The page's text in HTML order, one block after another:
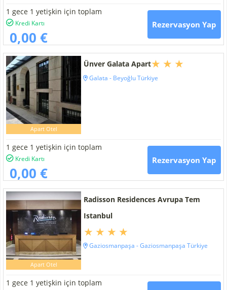
1 gece 1 yetişkin için toplam
Kredi Kartı
0,00 €
Rezervasyon Yap
Apart Otel
Ünver Galata Apart
Galata - Beyoğlu Türkiye
1 gece 1 yetişkin için toplam
Kredi Kartı
0,00 €
Rezervasyon Yap
Apart Otel
Radisson Residences Avrupa Tem
Istanbul
Gaziosmanpaşa - Gaziosmanpaşa Türkiye
1 gece 1 yetişkin için toplam